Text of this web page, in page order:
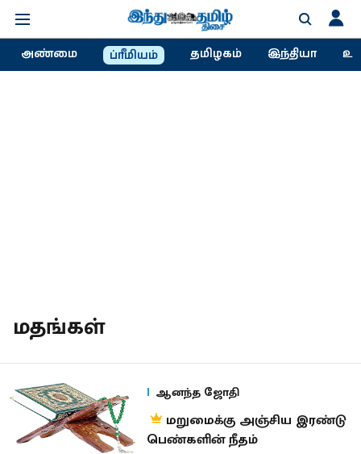
அண்மை ப்ரீமியம் தமிழகம் இந்தியா
மதங்கள்
ஆனந்த ஜோதி
மறுமைக்கு அஞ்சிய இரண்டு
பெண்களின் நீதம்